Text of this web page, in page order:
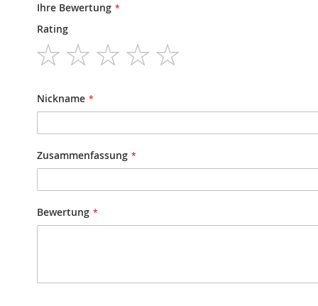
Ihre Bewertung
Rating
1
star
2
stars
3
stars
4
stars
Nickname
Zusammenfassung
Bewertung